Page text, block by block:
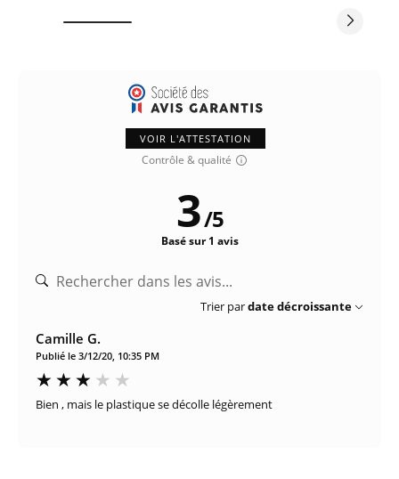
VOIR L'ATTESTATION
Contrôle & qualité
3/5
Basé sur 1 avis
Trier pardate décroissante
Camille G.
Publié le 3/12/20, 10:35 PM
Bien , mais le plastique se décolle légèrement